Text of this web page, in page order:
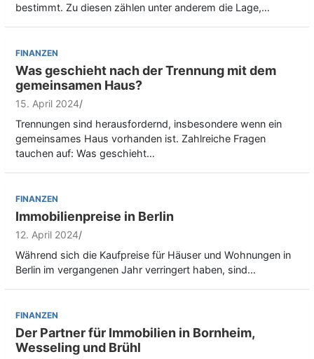
bestimmt. Zu diesen zählen unter anderem die Lage,…
FINANZEN
Was geschieht nach der Trennung mit dem
gemeinsamen Haus?
15. April 2024
Trennungen sind herausfordernd, insbesondere wenn ein
gemeinsames Haus vorhanden ist. Zahlreiche Fragen
tauchen auf: Was geschieht…
FINANZEN
Immobilienpreise in Berlin
12. April 2024
Während sich die Kaufpreise für Häuser und Wohnungen in
Berlin im vergangenen Jahr verringert haben, sind…
FINANZEN
Der Partner für Immobilien in Bornheim,
Wesseling und Brühl